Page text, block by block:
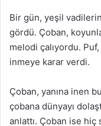
Bir gün, yeşil
gördü. Çoban,
melodi çalıyordu. Puf,
inmeye karar verdi.
Çoban, yanına inen
çobana dünyayı
anlattı. Çoban ise hiç